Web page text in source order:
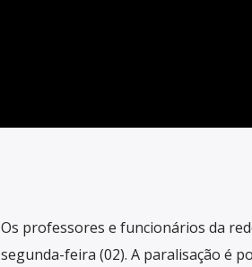
Os professores e funcionários da
segunda-feira (02). A paralisação é